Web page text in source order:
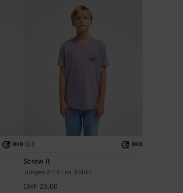
ÖKO 2 ÖKO
Screw It
Jungen 8-16 Lila T-Shirt
CHF 25,00